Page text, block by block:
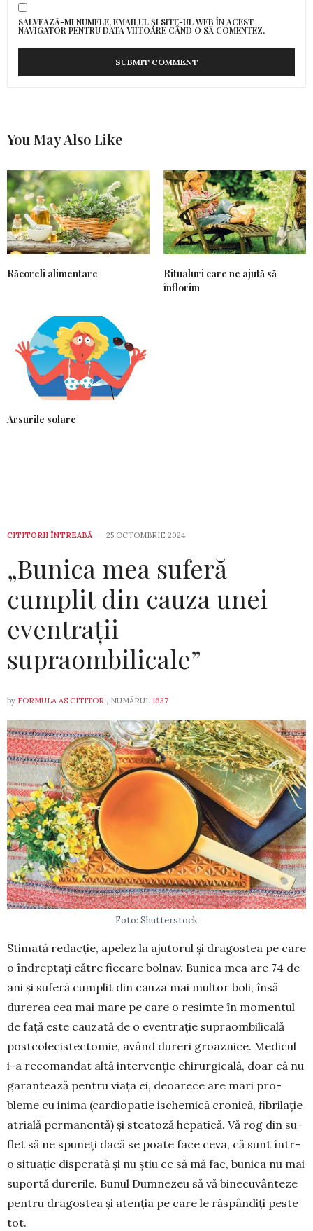
SALVEAZĂ-MI NUMELE, EMAILUL ȘI SITE-UL WEB ÎN ACEST
NAVIGATOR PENTRU DATA VIITOARE CÂND O SĂ COMENTEZ.
You May Also Like
Răcoreli alimentare
Ritualuri care ne ajută să
înflorim
Arsurile solare
CITITORII ÎNTREABĂ 25 OCTOMBRIE 2024
„Bunica mea suferă
cumplit din cauza unei
eventrații
supraombilicale”
by FORMULA AS CITITOR , NUMĂRUL 1637
Foto: Shutterstock
Stimată redacție, apelez la ajutorul și dra­gos­tea pe care
o îndreptați către fiecare bol­nav. Bu­nica mea are 74 de
ani și suferă cumplit din cauza mai mul­tor boli, însă
dure­rea cea mai mare pe care o re­simte în mo­mentul
de față este cauzată de o eventrație supra­ombilicală
post­co­lecistec­to­mie, având dureri groaz­nice. Me­di­cul
i-a reco­man­­dat altă inter­venție chirurgicală, doar că nu
ga­rantează pentru viața ei, deoarece are mari pro­
bleme cu inima (car­diopatie ischemică cro­nică, fibrilație
atrială perma­nen­tă) și stea­toză hepatică. Vă rog din su­
flet să ne spuneți dacă se poate face ceva, că sunt într-
o situație dis­perată și nu știu ce să mă fac, bunica nu mai
suportă durerile. Bunul Dumnezeu să vă binecu­vânteze
pentru dragos­tea și atenția pe care le răspândiți peste
tot.